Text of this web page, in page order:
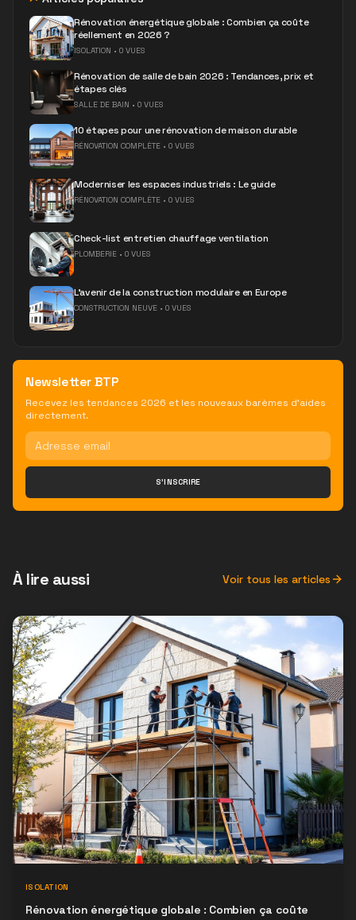
Rénovation énergétique globale : Combien ça coûte
réellement en 2026 ?
ISOLATION • 0 VUES
Rénovation de salle de bain 2026 : Tendances, prix et
étapes clés
SALLE DE BAIN • 0 VUES
10 étapes pour une rénovation de maison durable
RÉNOVATION COMPLÈTE • 0 VUES
Moderniser les espaces industriels : Le guide
RÉNOVATION COMPLÈTE • 0 VUES
Check-list entretien chauffage ventilation
PLOMBERIE • 0 VUES
L'avenir de la construction modulaire en Europe
CONSTRUCTION NEUVE • 0 VUES
Newsletter BTP
Recevez les tendances 2026 et les nouveaux barèmes d'aides
directement.
S'INSCRIRE
À lire aussi Voir tous les articles
ISOLATION
Rénovation énergétique globale : Combien ça coûte